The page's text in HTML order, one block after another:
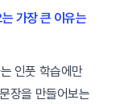
가장 큰 이유는
인풋 학습에만
장을 만들어보는